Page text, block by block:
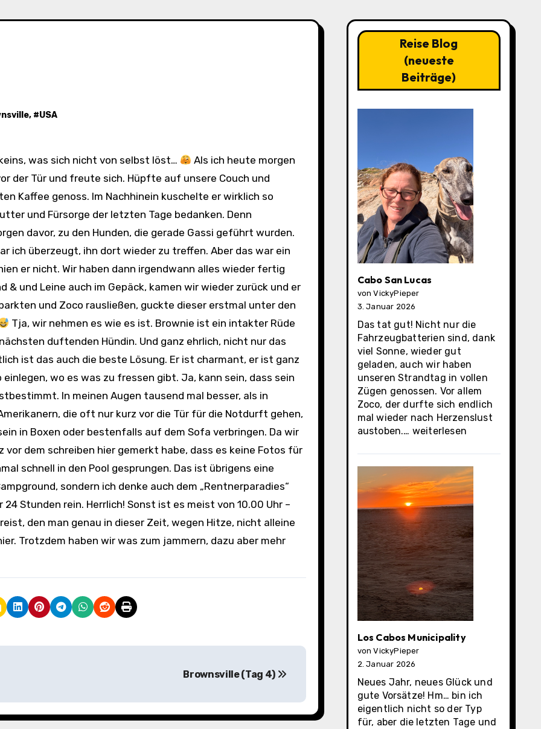
, #USA
was sich nicht von selbst löst…
Als ich heute morgen
der Tür und freute sich. Hüpfte auf unsere Couch und
Kaffee genoss. Im Nachhinein kuschelte er wirklich so
und Fürsorge der letzten Tage bedanken. Denn
davor, zu den Hunden, die gerade Gassi geführt wurden.
ich überzeugt, ihn dort wieder zu treffen. Aber das war ein
er nicht. Wir haben dann irgendwann alles wieder fertig
und Leine auch im Gepäck, kamen wir wieder zurück und er
und Zoco rausließen, guckte dieser erstmal unter den
Tja, wir nehmen es wie es ist. Brownie ist ein intakter Rüde
duftenden Hündin. Und ganz ehrlich, nicht nur das
ist das auch die beste Lösung. Er ist charmant, er ist ganz
wo es was zu fressen gibt. Ja, kann sein, dass sein
In meinen Augen tausend mal besser, als in
die oft nur kurz vor die Tür für die Notdurft gehen,
in Boxen oder bestenfalls auf dem Sofa verbringen. Da wir
dem schreiben hier gemerkt habe, dass es keine Fotos für
schnell in den Pool gesprungen. Das ist übrigens eine
sondern ich denke auch dem „Rentnerparadies“
Stunden rein. Herrlich! Sonst ist es meist von 10.00 Uhr –
den man genau in dieser Zeit, wegen Hitze, nicht alleine
Trotzdem haben wir was zum jammern, dazu aber mehr
Brownsville (Tag 4)
Reise Blog
(neueste
Beiträge)
Cabo San Lucas
von VickyPieper
3. Januar 2026
Das tat gut! Nicht nur die
Fahrzeugbatterien sind, dank
viel Sonne, wieder gut
geladen, auch wir haben
unseren Strandtag in vollen
Zügen genossen. Vor allem
Zoco, der durfte sich endlich
mal wieder nach Herzenslust
austoben.… Cabo
Lucas
weiterlesen
Los Cabos Municipality
von VickyPieper
2. Januar 2026
Neues Jahr, neues Glück und
gute Vorsätze! Hm… bin ich
eigentlich nicht so der Typ
für, aber die letzten Tage und